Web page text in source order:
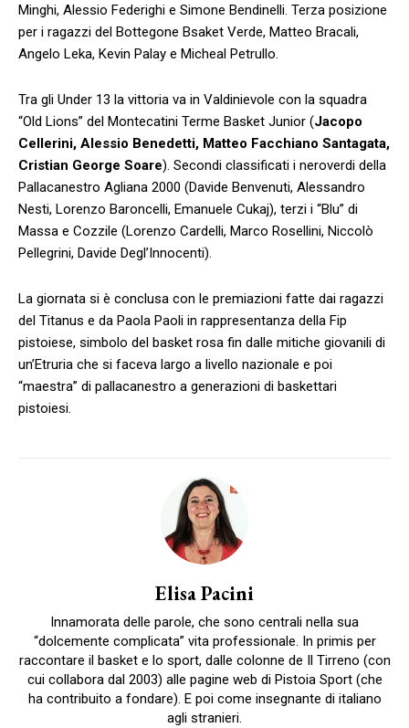
Minghi, Alessio Federighi e Simone Bendinelli. Terza posizione
per i ragazzi del Bottegone Bsaket Verde, Matteo Bracali,
Angelo Leka, Kevin Palay e Micheal Petrullo.
Tra gli Under 13 la vittoria va in Valdinievole con la squadra
“Old Lions” del Montecatini Terme Basket Junior (Jacopo
Cellerini, Alessio Benedetti, Matteo Facchiano Santagata,
Cristian George Soare). Secondi classificati i neroverdi della
Pallacanestro Agliana 2000 (Davide Benvenuti, Alessandro
Nesti, Lorenzo Baroncelli, Emanuele Cukaj), terzi i “Blu” di
Massa e Cozzile (Lorenzo Cardelli, Marco Rosellini, Niccolò
Pellegrini, Davide Degl’Innocenti).
La giornata si è conclusa con le premiazioni fatte dai ragazzi
del Titanus e da Paola Paoli in rappresentanza della Fip
pistoiese, simbolo del basket rosa fin dalle mitiche giovanili di
un’Etruria che si faceva largo a livello nazionale e poi
“maestra” di pallacanestro a generazioni di baskettari
pistoiesi.
Elisa Pacini
Innamorata delle parole, che sono centrali nella sua
“dolcemente complicata” vita professionale. In primis per
raccontare il basket e lo sport, dalle colonne de Il Tirreno (con
cui collabora dal 2003) alle pagine web di Pistoia Sport (che
ha contribuito a fondare). E poi come insegnante di italiano
agli stranieri.